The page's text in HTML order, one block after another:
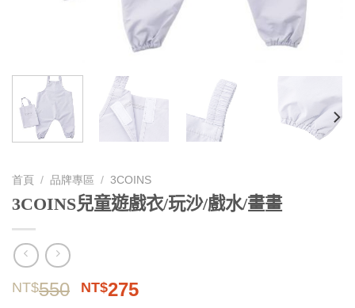
首頁 / 品牌專區 / 3COINS
3COINS兒童遊戲衣/玩沙/戲水/畫畫
NT$550 原
NT$275目